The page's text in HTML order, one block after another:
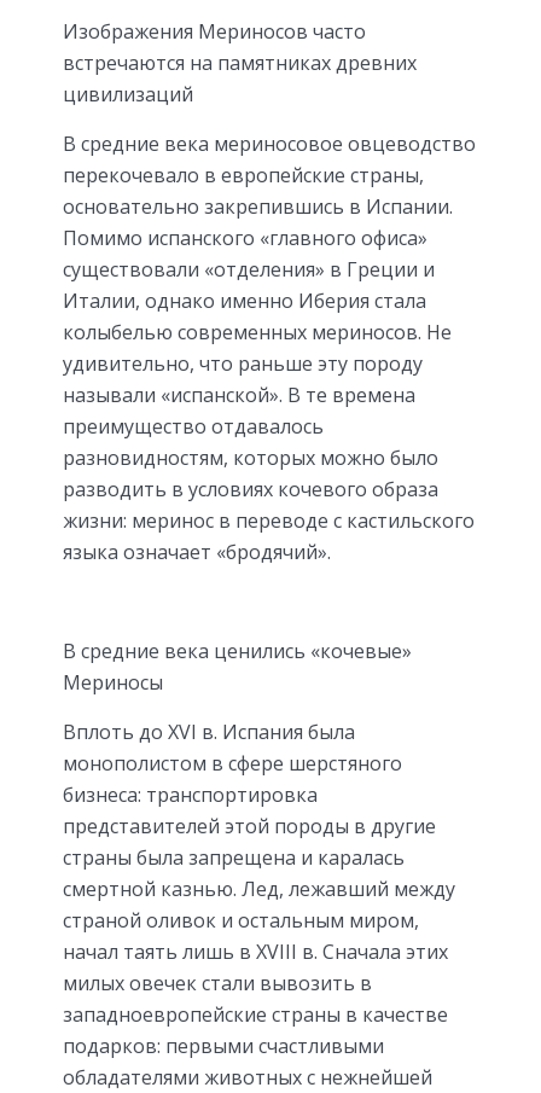
Изображения Мериносов часто
встречаются на памятниках древних
цивилизаций
В средние века мериносовое овцеводство
перекочевало в европейские страны,
основательно закрепившись в Испании.
Помимо испанского «главного офиса»
существовали «отделения» в Греции и
Италии, однако именно Иберия стала
колыбелью современных мериносов. Не
удивительно, что раньше эту породу
называли «испанской». В те времена
преимущество отдавалось
разновидностям, которых можно было
разводить в условиях кочевого образа
жизни: меринос в переводе с кастильского
языка означает «бродячий».
В средние века ценились «кочевые»
Мериносы
Вплоть до XVI в. Испания была
монополистом в сфере шерстяного
бизнеса: транспортировка
представителей этой породы в другие
страны была запрещена и каралась
смертной казнью. Лед, лежавший между
страной оливок и остальным миром,
начал таять лишь в XVIII в. Сначала этих
милых овечек стали вывозить в
западноевропейские страны в качестве
подарков: первыми счастливыми
обладателями животных с нежнейшей